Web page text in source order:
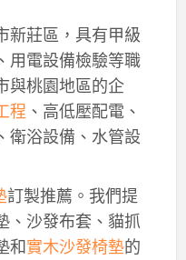
新莊區，具有甲級
用電設備檢驗等職
與桃園地區的企
程 、高低壓配電、
衛浴設備、水管設
訂製推薦。我們提
、沙發布套、貓抓
和實木沙發椅墊的